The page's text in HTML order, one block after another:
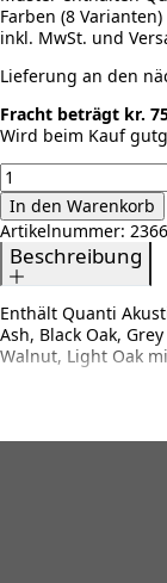
Farben (8 Varianten)
inkl. MwSt. und
Lieferung an den
Fracht beträgt kr.
Wird beim Kauf
QUANTI
Akustikpaneele
Musterbox
Menge
In den Warenkorb
Artikelnummer:
Beschreibung
Enthält Quanti
Ash, Black Oak,
Walnut, Light Oak